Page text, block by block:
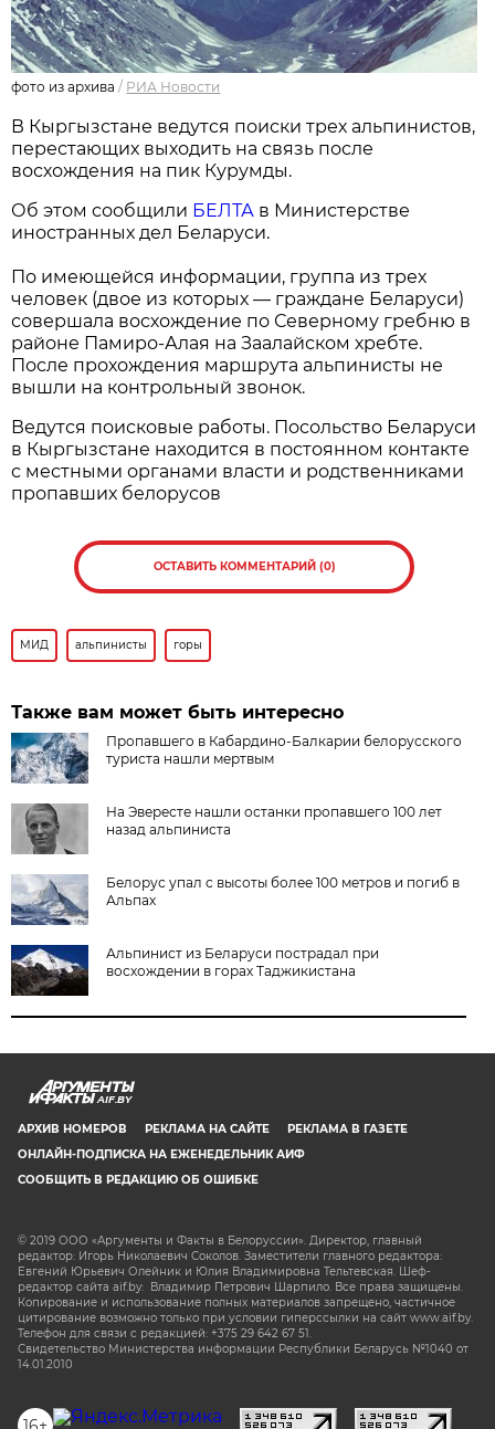
фото из архива / РИА Новости
В Кыргызстане ведутся поиски трех альпинистов,
перестающих выходить на связь после
восхождения на пик Курумды.
Об этом сообщили БЕЛТА в Министерстве
иностранных дел Беларуси.
По имеющейся информации, группа из трех
человек (двое из которых — граждане Беларуси)
совершала восхождение по Северному гребню в
районе Памиро-Алая на Заалайском хребте.
После прохождения маршрута альпинисты не
вышли на контрольный звонок.
Ведутся поисковые работы. Посольство Беларуси
в Кыргызстане находится в постоянном контакте
с местными органами власти и родственниками
пропавших белорусов
ОСТАВИТЬ КОММЕНТАРИЙ (0)
МИД альпинисты горы
Также вам может быть интересно
Пропавшего в Кабардино-Балкарии белорусского
туриста нашли мертвым
На Эвересте нашли останки пропавшего 100 лет
назад альпиниста
Белорус упал с высоты более 100 метров и погиб в
Альпах
Альпинист из Беларуси пострадал при
восхождении в горах Таджикистана
AIF.BY
АРХИВ НОМЕРОВ РЕКЛАМА НА САЙТЕ
РЕКЛАМА В ГАЗЕТЕ
ОНЛАЙН-ПОДПИСКА НА ЕЖЕНЕДЕЛЬНИК АИФ
СООБЩИТЬ В РЕДАКЦИЮ ОБ ОШИБКЕ
© 2019 ООО «Аргументы и Факты в Белоруссии». Директор, главный
редактор: Игорь Николаевич Соколов. Заместители главного редактора:
Евгений Юрьевич Олейник и Юлия Владимировна Тельтевская. Шеф-
редактор сайта aif.by: Владимир Петрович Шарпило. Все права защищены.
Копирование и использование полных материалов запрещено, частичное
цитирование возможно только при условии гиперссылки на сайт www.aif.by.
Телефон для связи с редакцией: +375 29 642 67 51.
Свидетельство Министерства информации Республики Беларусь №1040 от
14.01.2010